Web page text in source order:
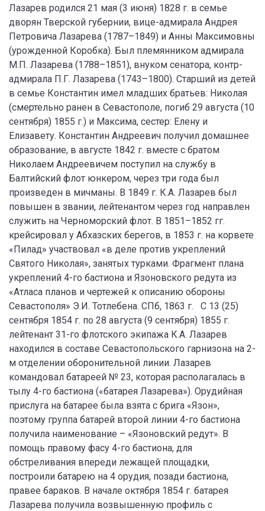
Лазарев родился 21 мая (3 июня) 1828 г. в семье
дворян Тверской губернии, вице-адмирала Андрея
Петровича Лазарева (1787–1849) и Анны Максимовны
(урожденной Коробка). Был племянником адмирала
М.П. Лазарева (1788–1851), внуком сенатора, контр-
адмирала П.Г. Лазарева (1743–1800). Старший из детей
в семье Константин имел младших братьев: Николая
(смертельно ранен в Севастополе, погиб 29 августа (10
сентября) 1855 г.) и Максима, сестер: Елену и
Елизавету. Константин Андреевич получил домашнее
образование, в августе 1842 г. вместе с братом
Николаем Андреевичем поступил на службу в
Балтийский флот юнкером, через три года был
произведен в мичманы. В 1849 г. К.А. Лазарев был
повышен в звании, лейтенантом через год направлен
служить на Черноморский флот. В 1851–1852 гг.
крейсировал у Абхазских берегов, в 1853 г. на корвете
«Пилад» участвовал «в деле против укреплений
Святого Николая», занятых турками. Фрагмент плана
укреплений 4-го бастиона и Язоновского редута из
«Атласа планов и чертежей к описанию обороны
Севастополя» Э.И. Тотлебена. СПб, 1863 г. С 13 (25)
сентября 1854 г. по 28 августа (9 сентября) 1855 г.
лейтенант 31-го флотского экипажа К.А. Лазарев
находился в составе Севастопольского гарнизона на 2-
м отделении оборонительной линии. Лазарев
командовал батареей № 23, которая располагалась в
тылу 4-го бастиона («батарея Лазарева»). Орудийная
прислуга на батарее была взята с брига «Язон»,
поэтому группа батарей второй линии 4-го бастиона
получила наименование – «Язоновский редут». В
помощь правому фасу 4-го бастиона, для
обстреливания впереди лежащей площадки,
построили батарею на 4 орудия, позади бастиона,
правее бараков. В начале октября 1854 г. батарея
Лазарева получила возвышенную профиль с